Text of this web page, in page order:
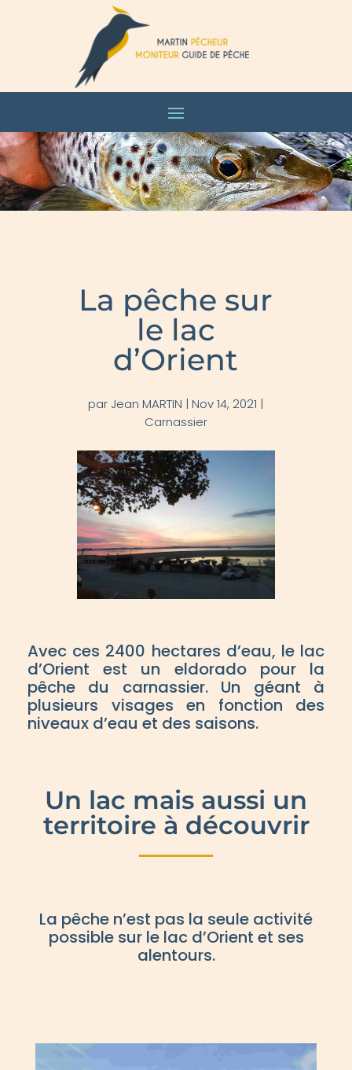
La pêche sur
le lac
d’Orient
par Jean MARTIN |Nov 14, 2021 |
Carnassier
Avec ces 2400 hectares d’eau, le lac
d’Orient est un eldorado pour la
pêche du carnassier. Un géant à
plusieurs visages en fonction des
niveaux d’eau et des saisons.
Un lac mais aussi un
territoire à découvrir
La pêche n’est pas la seule activité
possible sur le lac d’Orient et ses
alentours.